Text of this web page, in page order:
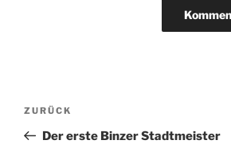
Beitragsnavigation
Vorheriger
Beitrag
ZURÜCK
Der erste Binzer Stadtmeister